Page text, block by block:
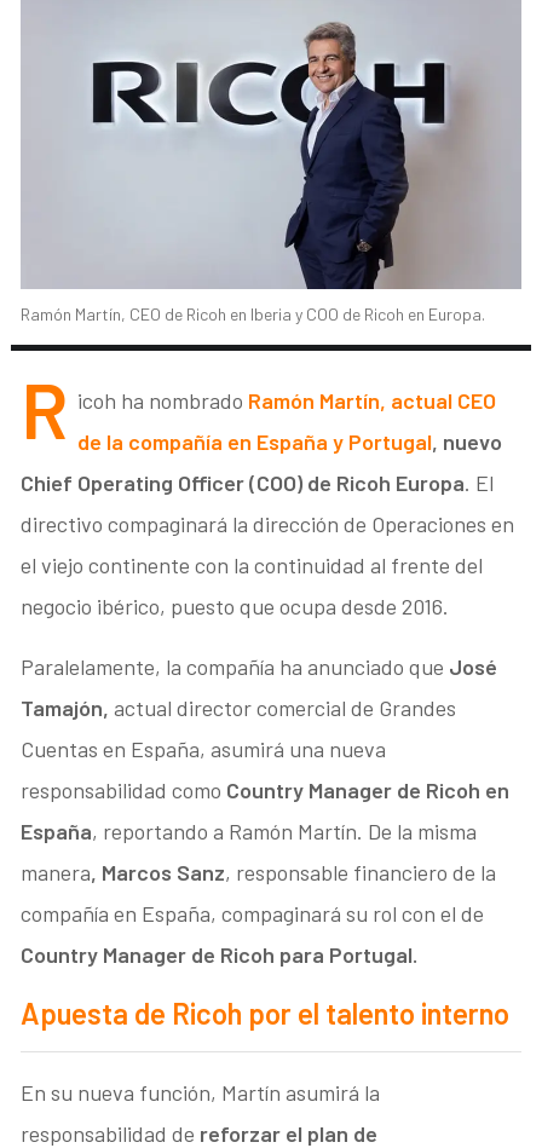
Ramón Martín, CEO de Ricoh en Iberia y COO de Ricoh en Europa.
R icoh ha nombrado Ramón Martín, actual CEO
de la compañía en España y Portugal, nuevo
Chief Operating Officer (COO) de Ricoh Europa. El
directivo compaginará la dirección de Operaciones en
el viejo continente con la continuidad al frente del
negocio ibérico, puesto que ocupa desde 2016.
Paralelamente, la compañía ha anunciado que José
Tamajón,actual director comercial de Grandes
Cuentas en España, asumirá una nueva
responsabilidad como Country Manager de Ricoh en
España, reportando a Ramón Martín. De la misma
manera, Marcos Sanz, responsable financiero de la
compañía en España, compaginará su rol con el de
Country Manager de Ricoh para Portugal.
Apuesta de Ricoh por el talento interno
En su nueva función, Martín asumirá la
responsabilidad de reforzar el plan de